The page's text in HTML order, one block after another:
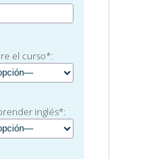
el curso*:
inglés*: